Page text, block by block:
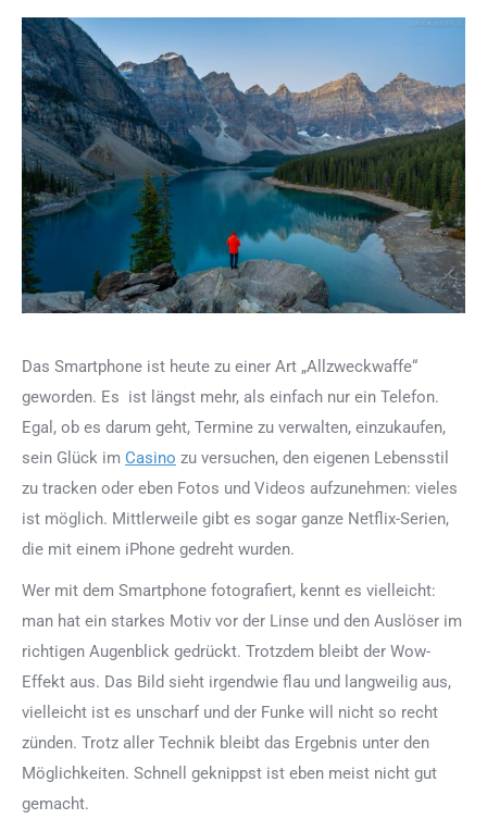
Das Smartphone ist heute zu einer Art „Allzweckwaffe“
geworden. Es ist längst mehr, als einfach nur ein Telefon.
Egal, ob es darum geht, Termine zu verwalten, einzukaufen,
sein Glück im Casino zu versuchen, den eigenen Lebensstil
zu tracken oder eben Fotos und Videos aufzunehmen: vieles
ist möglich. Mittlerweile gibt es sogar ganze Netflix-Serien,
die mit einem iPhone gedreht wurden.
Wer mit dem Smartphone fotografiert, kennt es vielleicht:
man hat ein starkes Motiv vor der Linse und den Auslöser im
richtigen Augenblick gedrückt. Trotzdem bleibt der Wow-
Effekt aus. Das Bild sieht irgendwie flau und langweilig aus,
vielleicht ist es unscharf und der Funke will nicht so recht
zünden. Trotz aller Technik bleibt das Ergebnis unter den
Möglichkeiten. Schnell geknippst ist eben meist nicht gut
gemacht.